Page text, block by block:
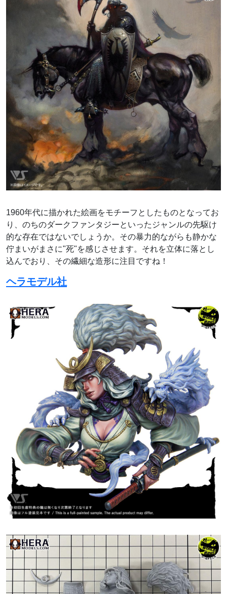
1960年代に描かれた絵画をモチーフとしたものとなってお
り、のちのダークファンタジーといったジャンルの先駆け
的な存在ではないでしょうか。その暴力的ながらも静かな
佇まいがまさに"死"を感じさせます。それを立体に落とし
込んでおり、その繊細な造形に注目ですね！
ヘラモデル社